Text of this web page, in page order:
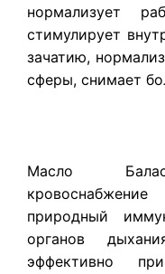
нормализует
стимулирует
зачатию,
сферы, снимает
Масло
природный
органов
эффективно